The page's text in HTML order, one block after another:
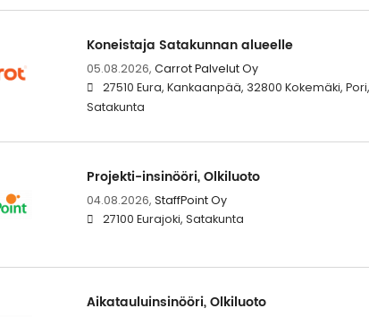
Koneistaja Satakunnan alueelle
05.08.2026, Carrot Palvelut Oy
27510 Eura, Kankaanpää, 32800 Kokemäki,
Satakunta
Projekti-insinööri, Olkiluoto
04.08.2026, StaffPoint Oy
27100 Eurajoki, Satakunta
Aikatauluinsinööri, Olkiluoto